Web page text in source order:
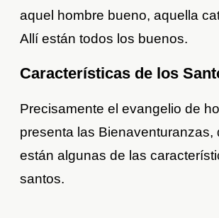
aquel hombre bueno, aquella
Allí están todos los buenos.
Características de los
Precisamente el evangelio de
presenta las Bienaventuranzas,
están algunas de las
santos.